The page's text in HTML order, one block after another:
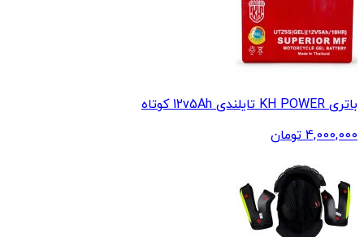
باتری KH POWER تایلندی 12v5Ah کوتاه
4,000,000 تومان